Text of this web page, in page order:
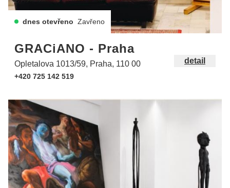
dnes otevřeno Zavřeno
GRACiANO - Praha
Opletalova 1013/59, Praha, 110 00
+420 725 142 519
detail